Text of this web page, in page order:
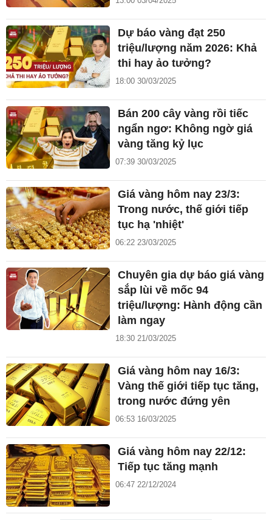
Dự báo vàng đạt 250
triệu/lượng năm 2026: Khả
thi hay ảo tưởng?
18:00 30/03/2025
Bán 200 cây vàng rồi tiếc
ngẩn ngơ: Không ngờ giá
vàng tăng kỷ lục
07:39 30/03/2025
Giá vàng hôm nay 23/3:
Trong nước, thế giới tiếp
tục hạ 'nhiệt'
06:22 23/03/2025
Chuyên gia dự báo giá vàng
sắp lùi về mốc 94
triệu/lượng: Hành động cần
làm ngay
18:30 21/03/2025
Giá vàng hôm nay 16/3:
Vàng thế giới tiếp tục tăng,
trong nước đứng yên
06:53 16/03/2025
Giá vàng hôm nay 22/12:
Tiếp tục tăng mạnh
06:47 22/12/2024